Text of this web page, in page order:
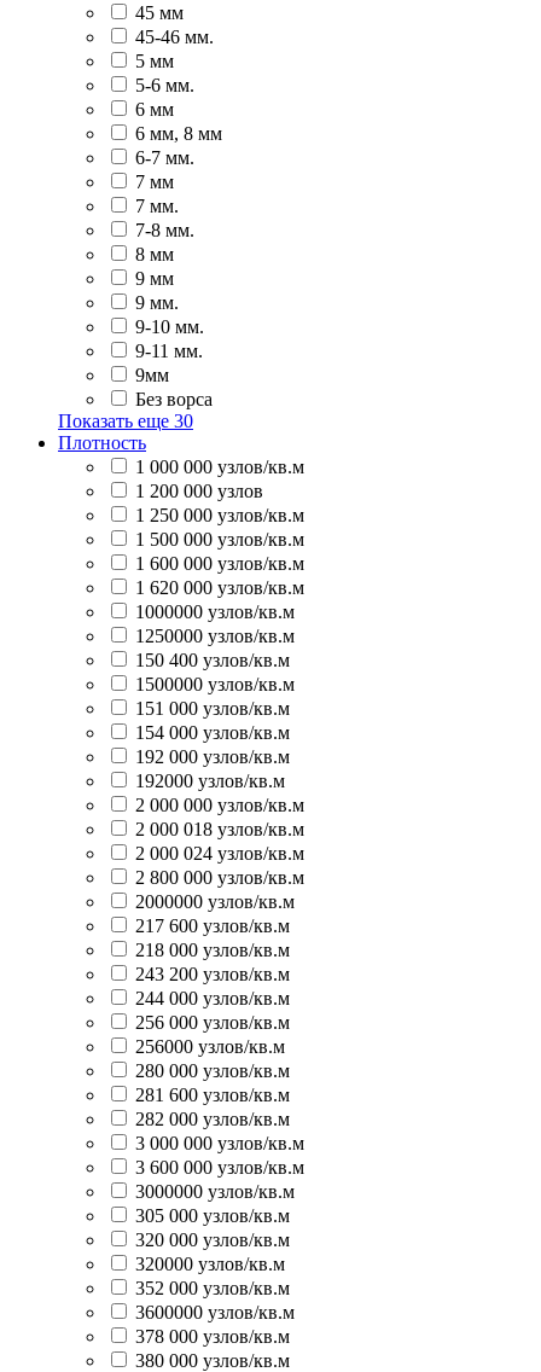
45 мм
45-46 мм.
5 мм
5-6 мм.
6 мм
6 мм, 8 мм
6-7 мм.
7 мм
7 мм.
7-8 мм.
8 мм
9 мм
9 мм.
9-10 мм.
9-11 мм.
9мм
Без ворса
Показать еще 30
Плотность
1 000 000 узлов/кв.м
1 200 000 узлов
1 250 000 узлов/кв.м
1 500 000 узлов/кв.м
1 600 000 узлов/кв.м
1 620 000 узлов/кв.м
1000000 узлов/кв.м
1250000 узлов/кв.м
150 400 узлов/кв.м
1500000 узлов/кв.м
151 000 узлов/кв.м
154 000 узлов/кв.м
192 000 узлов/кв.м
192000 узлов/кв.м
2 000 000 узлов/кв.м
2 000 018 узлов/кв.м
2 000 024 узлов/кв.м
2 800 000 узлов/кв.м
2000000 узлов/кв.м
217 600 узлов/кв.м
218 000 узлов/кв.м
243 200 узлов/кв.м
244 000 узлов/кв.м
256 000 узлов/кв.м
256000 узлов/кв.м
280 000 узлов/кв.м
281 600 узлов/кв.м
282 000 узлов/кв.м
3 000 000 узлов/кв.м
3 600 000 узлов/кв.м
3000000 узлов/кв.м
305 000 узлов/кв.м
320 000 узлов/кв.м
320000 узлов/кв.м
352 000 узлов/кв.м
3600000 узлов/кв.м
378 000 узлов/кв.м
380 000 узлов/кв.м